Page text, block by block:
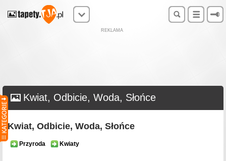
REKLAMA
Kwiat, Odbicie, Woda, Słońce
Kwiat, Odbicie, Woda, Słońce
Przyroda Kwiaty